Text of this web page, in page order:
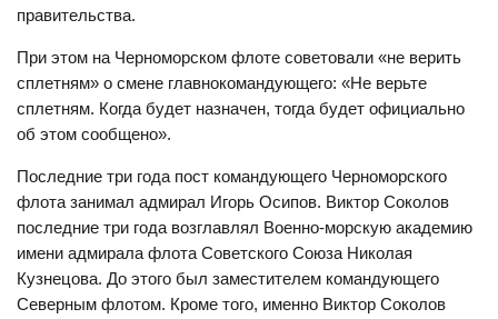
правительства.
При этом на Черноморском флоте советовали «не верить
сплетням» о смене главнокомандующего: «Не верьте
сплетням. Когда будет назначен, тогда будет официально
об этом сообщено».
Последние три года пост командующего Черноморского
флота занимал адмирал Игорь Осипов. Виктор Соколов
последние три года возглавлял Военно-морскую академию
имени адмирала флота Советского Союза Николая
Кузнецова. До этого был заместителем командующего
Северным флотом. Кроме того, именно Виктор Соколов